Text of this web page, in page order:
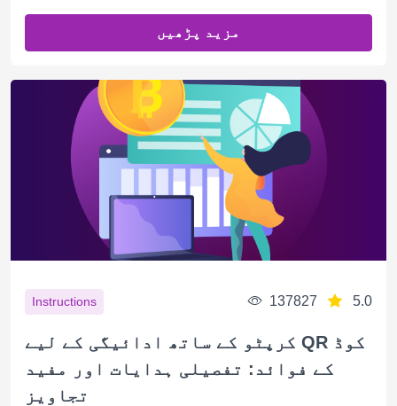
مزید پڑھیں
Instructions 137827 5.0
کرپٹو کے ساتھ ادائیگی کے لیے QR کوڈ
کے فوائد: تفصیلی ہدایات اور مفید
تجاویز